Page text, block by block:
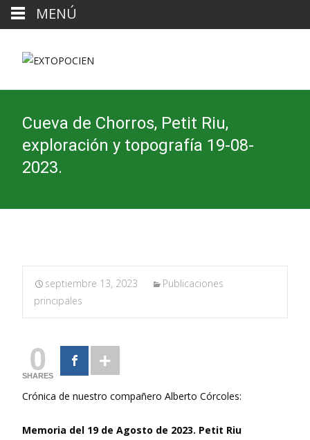
Cueva de Chorros, Petit Riu,
exploración y topografía 19-08-
2023.
septiembre 13, 2023
Publicaciones
principales
0
SHARES
Crónica de nuestro compañero Alberto Córcoles:
Memoria del 19 de Agosto de 2023. Petit Riu
MENÚ